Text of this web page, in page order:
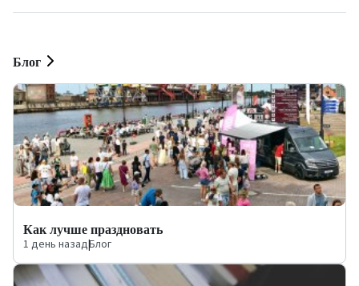
Блог
Как лучше праздновать
1 день назад|Блог